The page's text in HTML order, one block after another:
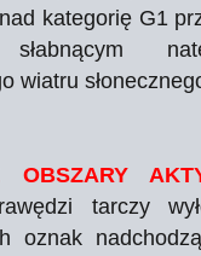
kategorię G1
wiatru
OBSZARY
tarczy
oznak